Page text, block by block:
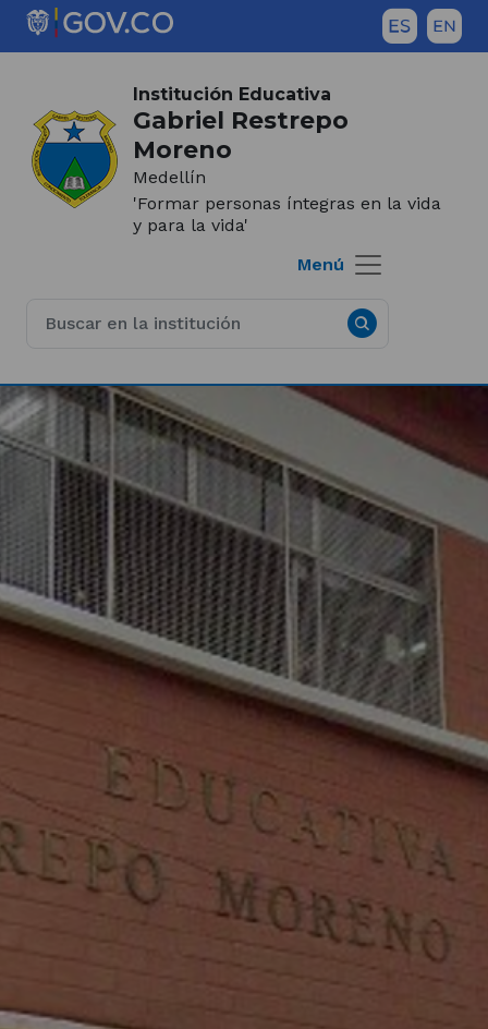
Saltar al contenido principal
(Este
una
nueva
pestaña)
Institución Educativa
Gabriel Restrepo
Moreno
Medellín
'Formar personas íntegras en la vida
y para la vida'
Menú
Inicio del contenido principal